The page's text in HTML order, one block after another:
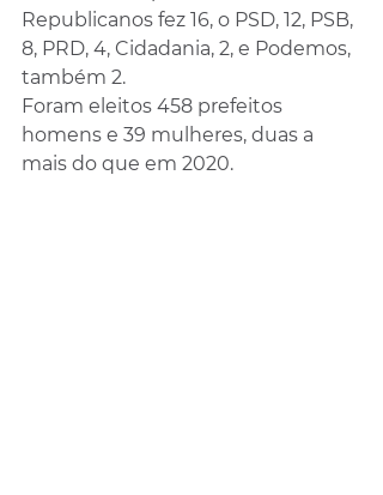
Republicanos fez 16, o PSD, 12, PSB,
8, PRD, 4, Cidadania, 2, e Podemos,
também 2.
Foram eleitos 458 prefeitos
homens e 39 mulheres, duas a
mais do que em 2020.